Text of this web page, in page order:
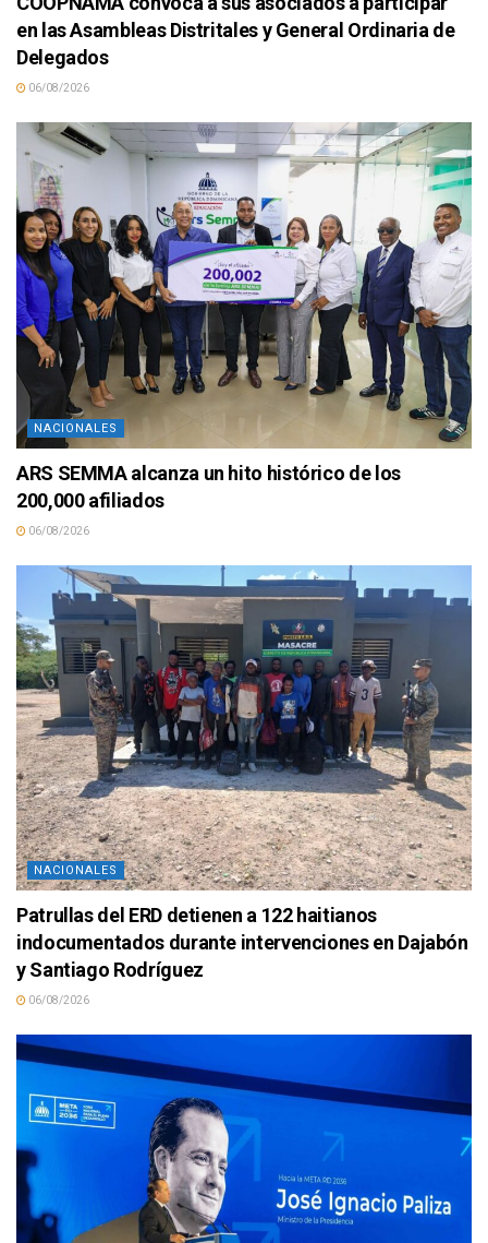
en las Asambleas Distritales y General Ordinaria de
Delegados
06/08/2026
NACIONALES
ARS SEMMA alcanza un hito histórico de los
200,000 afiliados
06/08/2026
NACIONALES
Patrullas del ERD detienen a 122 haitianos
indocumentados durante intervenciones en Dajabón
y Santiago Rodríguez
06/08/2026